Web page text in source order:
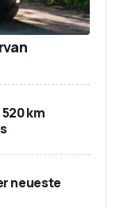
km
neueste